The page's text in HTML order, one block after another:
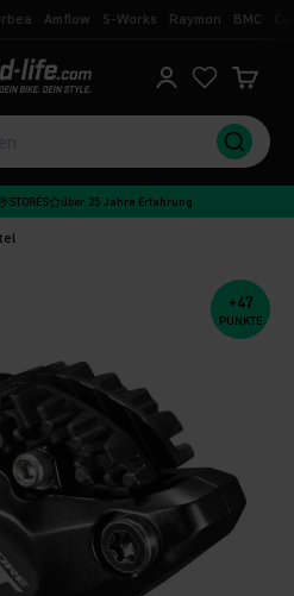
Amflow S-Works Raymon BMC
STORES über 25 Jahre Erfahrung
+47
PUNKTE